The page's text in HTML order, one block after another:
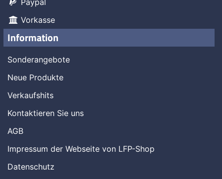
Paypal
Vorkasse
Information
Sonderangebote
Neue Produkte
Verkaufshits
Kontaktieren Sie uns
AGB
Impressum der Webseite von LFP-Shop
Datenschutz